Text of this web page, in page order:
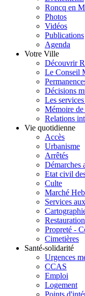
Roncq en
Photos
Vidéos
Publications
Agenda
Votre Ville
Découvrir
Le Conseil
Décisions
Les
Mémoire
Relations
Vie quotidienne
Accès
Urbanisme
Arrêtés
Démarches
Etat civil
Culte
Marché
Services
Propreté -
Cimetières
Santé-solidarité
Urgences
CCAS
Emploi
Logement
Points